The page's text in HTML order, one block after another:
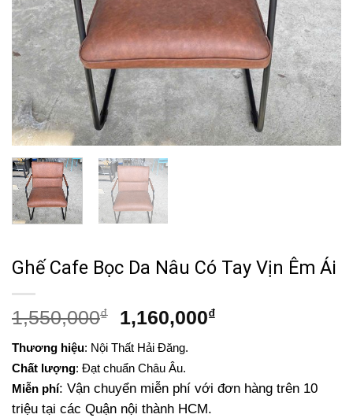
Ghế Cafe Bọc Da Nâu Có Tay Vịn Êm Ái
1,550,000₫
Giá
là:
1,550,000₫.
1,160,000₫Giá
1,160,000₫.
Thương hiệu: Nội Thất Hải Đăng.
Chất lượng: Đạt chuẩn Châu Âu.
Miễn phí: Vận chuyển miễn phí với đơn hàng trên 10
triệu tại các Quận nội thành HCM.